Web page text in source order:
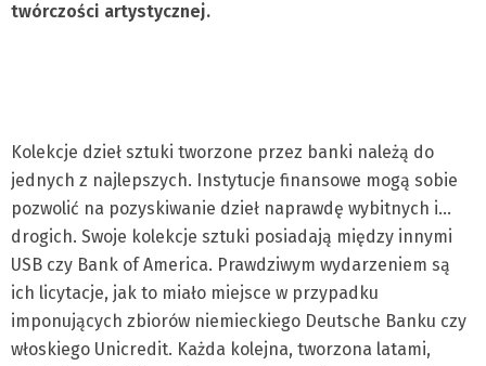
twórczości artystycznej.
Kolekcje dzieł sztuki tworzone przez banki należą do
jednych z najlepszych. Instytucje finansowe mogą sobie
pozwolić na pozyskiwanie dzieł naprawdę wybitnych i…
drogich. Swoje kolekcje sztuki posiadają między innymi
USB czy Bank of America. Prawdziwym wydarzeniem są
ich licytacje, jak to miało miejsce w przypadku
imponujących zbiorów niemieckiego Deutsche Banku czy
włoskiego Unicredit. Każda kolejna, tworzona latami,